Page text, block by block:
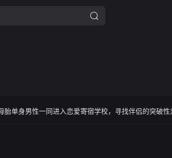
单身男性一同进入恋爱寄宿学校，寻找伴侣的突破性